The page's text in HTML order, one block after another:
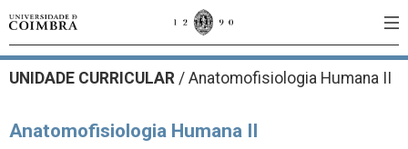
UNIDADE CURRICULAR / Anatomofisiologia Humana II
Anatomofisiologia Humana II